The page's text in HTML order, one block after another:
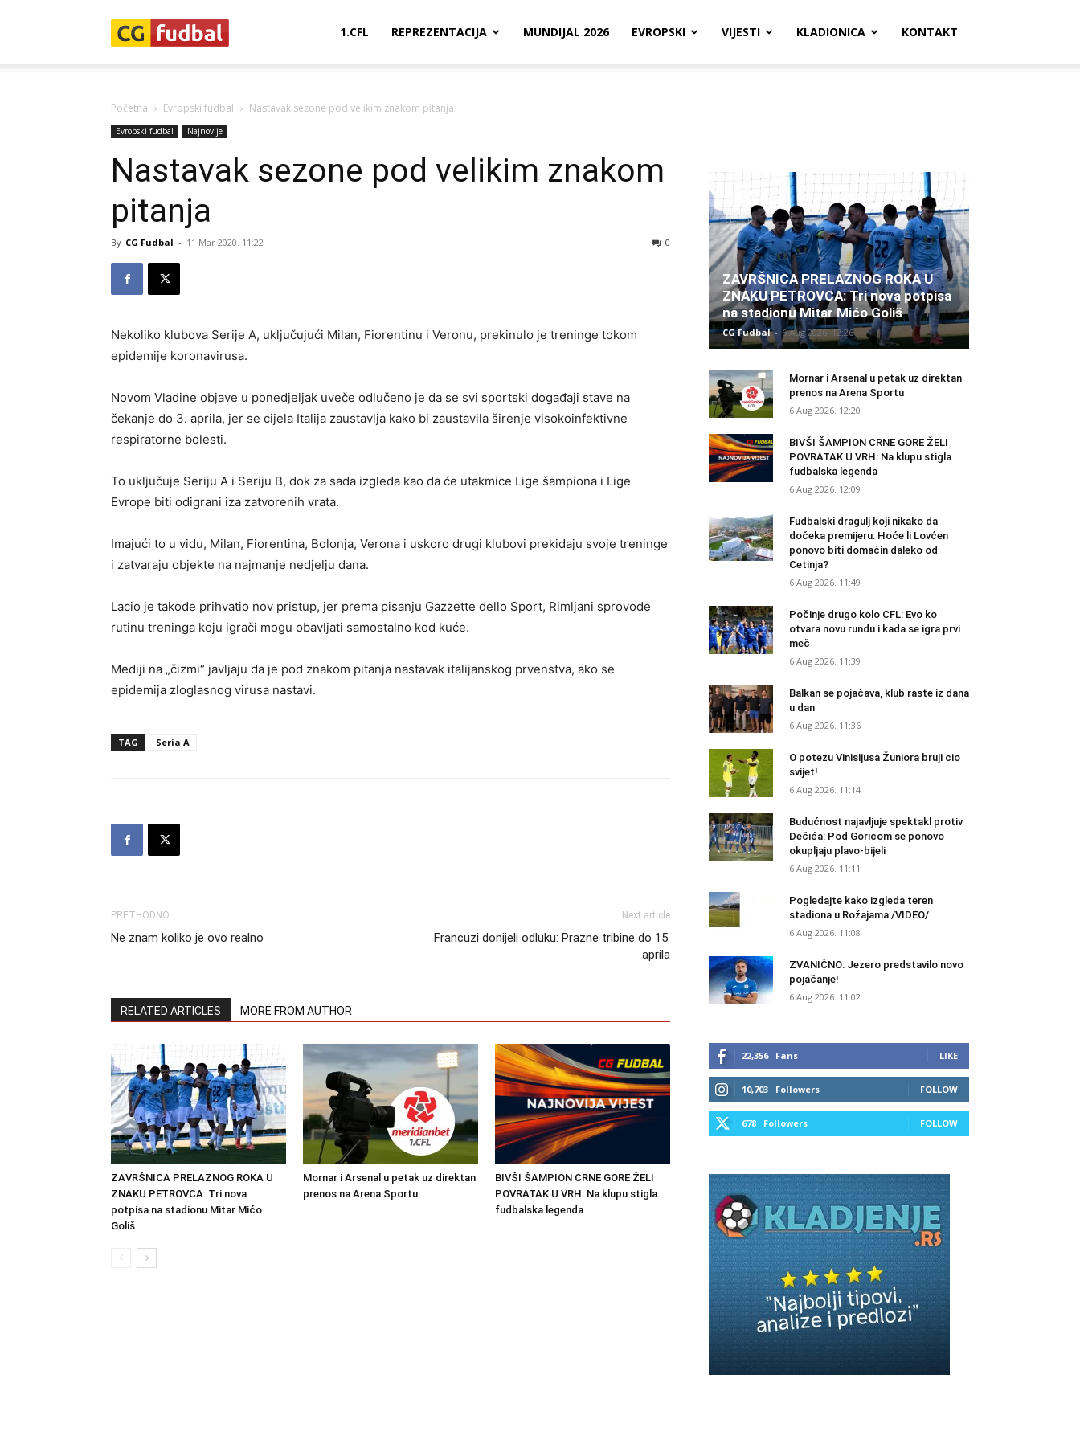
1.CFL REPREZENTACIJA MUNDIJAL 2026 EVROPSKI VIJESTI KLADIONICA KONTAKT
Početna Evropski fudbal Nastavak sezone pod velikim znakom pitanja
Evropski fudbal Najnovije
Nastavak sezone pod velikim znakom
pitanja
By CG Fudbal - 11 Mar 2020. 11:22 0
Nekoliko klubova Serije A, uključujući Milan, Fiorentinu i Veronu, prekinulo je treninge tokom
epidemije koronavirusa.
Novom Vladine objave u ponedjeljak uveče odlučeno je da se svi sportski događaji stave na
čekanje do 3. aprila, jer se cijela Italija zaustavlja kako bi zaustavila širenje visokoinfektivne
respiratorne bolesti.
To uključuje Seriju A i Seriju B, dok za sada izgleda kao da će utakmice Lige šampiona i Lige
Evrope biti odigrani iza zatvorenih vrata.
Imajući to u vidu, Milan, Fiorentina, Bolonja, Verona i uskoro drugi klubovi prekidaju svoje treninge
i zatvaraju objekte na najmanje nedjelju dana.
Lacio je takođe prihvatio nov pristup, jer prema pisanju Gazzette dello Sport, Rimljani sprovode
rutinu treninga koju igrači mogu obavljati samostalno kod kuće.
Mediji na „čizmi“ javljaju da je pod znakom pitanja nastavak italijanskog prvenstva, ako se
epidemija zloglasnog virusa nastavi.
TAG Seria A
PRETHODNO
Ne znam koliko je ovo realno
Next article
Francuzi donijeli odluku: Prazne tribine do 15.
aprila
RELATED ARTICLES MORE FROM AUTHOR
ZAVRŠNICA PRELAZNOG ROKA U
ZNAKU PETROVCA: Tri nova
potpisa na stadionu Mitar Mićo
Goliš
Mornar i Arsenal u petak uz direktan
prenos na Arena Sportu
BIVŠI ŠAMPION CRNE GORE ŽELI
POVRATAK U VRH: Na klupu stigla
fudbalska legenda
ZAVRŠNICA PRELAZNOG ROKA U
ZNAKU PETROVCA: Tri nova potpisa
na stadionu Mitar Mićo Goliš
CG Fudbal - 6 Aug 2026. 12:26
Mornar i Arsenal u petak uz direktan
prenos na Arena Sportu
6 Aug 2026. 12:20
BIVŠI ŠAMPION CRNE GORE ŽELI
POVRATAK U VRH: Na klupu stigla
fudbalska legenda
6 Aug 2026. 12:09
Fudbalski dragulj koji nikako da
dočeka premijeru: Hoće li Lovćen
ponovo biti domaćin daleko od
Cetinja?
6 Aug 2026. 11:49
Počinje drugo kolo CFL: Evo ko
otvara novu rundu i kada se igra prvi
meč
6 Aug 2026. 11:39
Balkan se pojačava, klub raste iz dana
u dan
6 Aug 2026. 11:36
O potezu Vinisijusa Žuniora bruji cio
svijet!
6 Aug 2026. 11:14
Budućnost najavljuje spektakl protiv
Dečića: Pod Goricom se ponovo
okupljaju plavo-bijeli
6 Aug 2026. 11:11
Pogledajte kako izgleda teren
stadiona u Rožajama /VIDEO/
6 Aug 2026. 11:08
ZVANIČNO: Jezero predstavilo novo
pojačanje!
6 Aug 2026. 11:02
22,356 Fans LIKE
10,703 Followers FOLLOW
678 Followers FOLLOW